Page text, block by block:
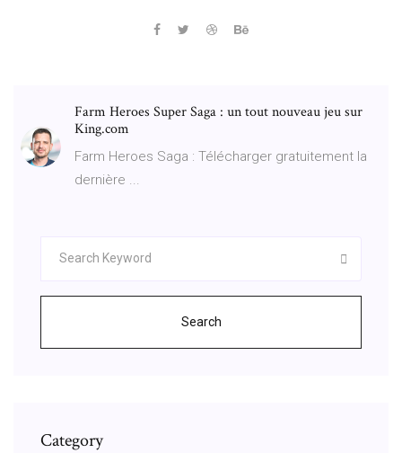
Farm Heroes Super Saga : un tout nouveau jeu sur
King.com
Farm Heroes Saga : Télécharger gratuitement la
dernière ...
Search
Category